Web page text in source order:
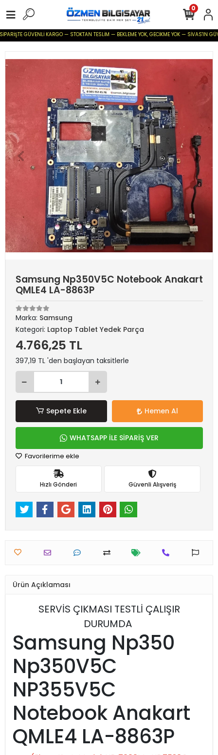
GÜVENLİ KARGO — STOKTAN TESLİM — BEKLEME YOK, GECİKME YOK — SİVAS'IN
0
Samsung Np350V5C Notebook Anakart
QMLE4 LA-8863P
Marka: Samsung
Kategori: Laptop Tablet Yedek Parça
4.766,25 TL
397,19 TL 'den başlayan taksitlerle
Sepete Ekle Hemen Al
WHATSAPP İLE SİPARİŞ VER
Favorilerime ekle
Hızlı Gönderi Güvenli Alışveriş
Ürün Açıklaması
SERVİS ÇIKMASI TESTLİ ÇALIŞIR
DURUMDA
Samsung Np350
Np350V5C
NP355V5C
Notebook Anakart
QMLE4 LA-8863P